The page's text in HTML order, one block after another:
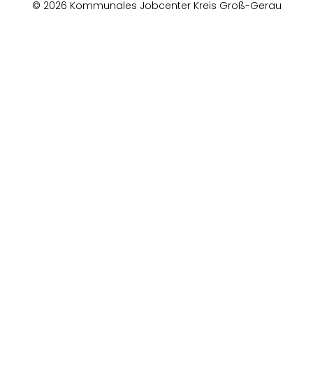
© 2026 Kommunales Jobcenter Kreis Groß-Gerau